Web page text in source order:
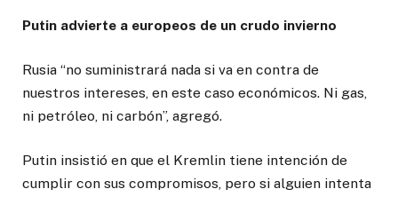
Putin advierte a europeos de un crudo invierno
Rusia “no suministrará nada si va en contra de
nuestros intereses, en este caso económicos. Ni gas,
ni petróleo, ni carbón”, agregó.
Putin insistió en que el Kremlin tiene intención de
cumplir con sus compromisos, pero si alguien intenta